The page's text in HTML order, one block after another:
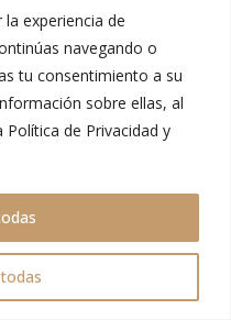
experiencia de
navegando o
tu consentimiento a su
sobre ellas, al
Política de Privacidad y
compañias aereas y no
agregarlo a la reserva.